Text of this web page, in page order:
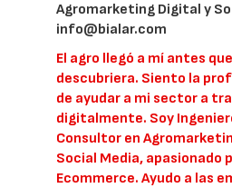
Agromarketing Digital y
info@bialar.com
El agro llegó a mí antes
descubriera. Siento la
de ayudar a mi sector a
digitalmente. Soy
Consultor en
Social Media, apasionado
Ecommerce. Ayudo a las